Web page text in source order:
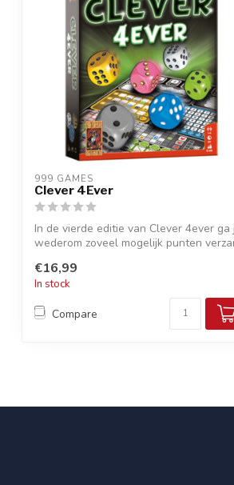
999 GAMES
Clever 4Ever
In de vierde editie van Clever 4ever ga
wederom zoveel mogelijk punten
€16,99
In stock
Compare